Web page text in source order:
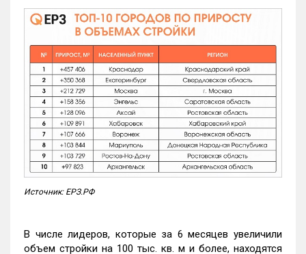
Источник: ЕРЗ.РФ
В числе лидеров, которые за 6 месяцев увеличили
объем стройки на 100 тыс. кв. м и более, находятся